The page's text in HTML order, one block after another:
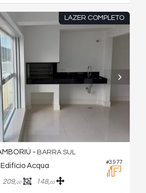
LAZER COMPLETO
#3.977
- BARRA SUL
Acqua
209,00 148,00